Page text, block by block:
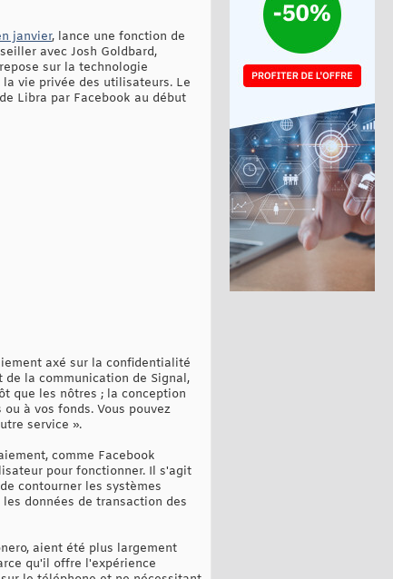
janvier, lance une fonction de
avec Josh Goldbard,
sur la technologie
vie privée des utilisateurs. Le
Libra par Facebook au début
axé sur la confidentialité
de la communication de Signal,
que les nôtres ; la conception
à vos fonds. Vous pouvez
service ».
comme Facebook
pour fonctionner. Il s'agit
contourner les systèmes
données de transaction des
aient été plus largement
qu'il offre l'expérience